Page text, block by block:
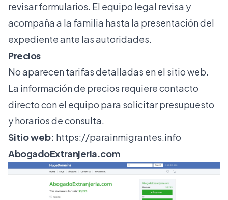
revisar formularios. El equipo legal revisa y
acompaña a la familia hasta la presentación del
expediente ante las autoridades.
Precios
No aparecen tarifas detalladas en el sitio web.
La información de precios requiere contacto
directo con el equipo para solicitar presupuesto
y horarios de consulta.
Sitio web: https://parainmigrantes.info
AbogadoExtranjeria.com